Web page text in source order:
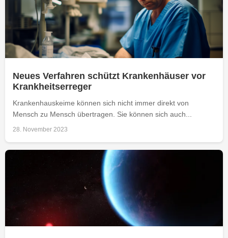
Neues Verfahren schützt Krankenhäuser vor
Krankheitserreger
Krankenhauskeime können sich nicht immer direkt von
Mensch zu Mensch übertragen. Sie können sich auch...
28. November 2023